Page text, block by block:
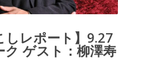
しレポート】9.27
ク ゲスト：柳澤寿